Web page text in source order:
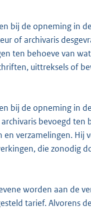
bij de opneming in
of archivaris
ten behoeve van
uittreksels of
bij de opneming in
bevoegd
verzamelingen. Hij
die zonodig
worden aan de
tarief. Alvorens